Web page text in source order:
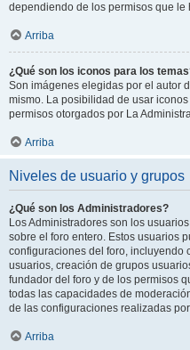
dependiendo de los permisos que
Arriba
¿Qué son los iconos para los
Son imágenes elegidas por el autor
mismo. La posibilidad de usar
permisos otorgados por La
Arriba
Niveles de usuario y grupos
¿Qué son los Administradores?
Los Administradores son los
sobre el foro entero. Estos usuarios
configuraciones del foro, incluyendo
usuarios, creación de grupos
fundador del foro y de los permisos
todas las capacidades de
de las configuraciones realizadas
Arriba